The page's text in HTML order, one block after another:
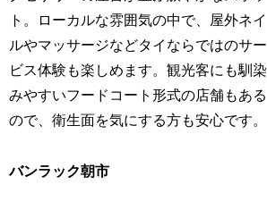
ト。ローカルな雰囲気の中で、屋外ネイ
ルやマッサージなどタイならではのサー
ビス体験も楽しめます。観光客にも馴染
みやすいフードコート形式の店舗もある
ので、衛生面を気にする方も安心です。
バンラック朝市